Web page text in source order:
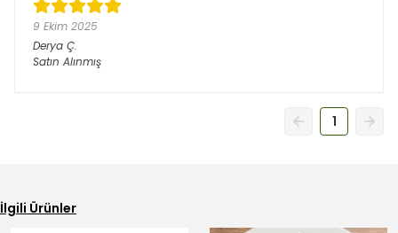
9 Ekim 2025
Derya Ç.
Satın Alınmış
1
İlgili Ürünler